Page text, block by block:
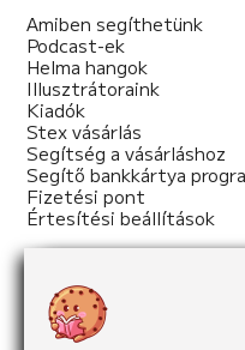
Amiben segíthetünk
Podcast-ek
Helma hangok
Illusztrátoraink
Kiadók
Stex vásárlás
Segítség a vásárláshoz
Segítő bankkártya
Fizetési pont
Értesítési beállítások